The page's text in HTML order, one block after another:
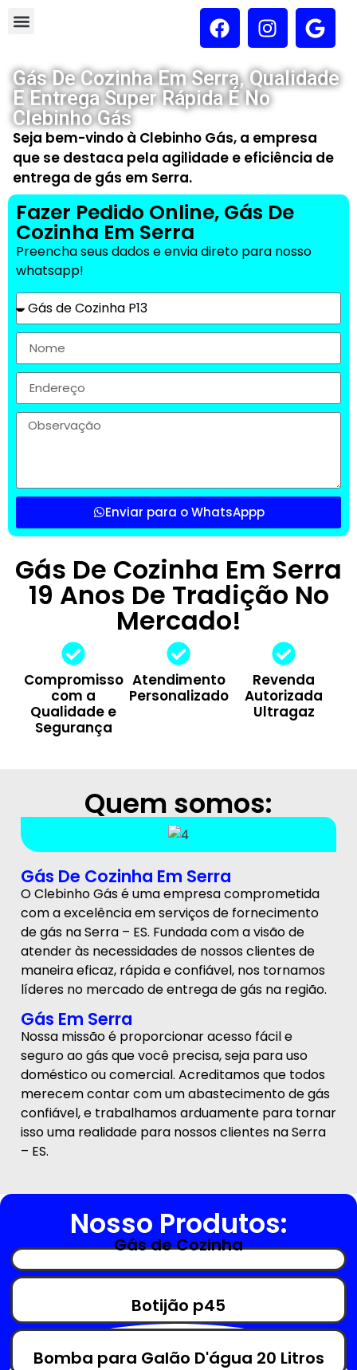
Gás De Cozinha Em Serra, Qualidade
E Entrega Super Rápida É No
Clebinho Gás
Seja bem-vindo à Clebinho Gás, a empresa
que se destaca pela agilidade e eficiência de
entrega de gás em Serra.
Fazer Pedido Online, Gás De
Cozinha Em Serra
Preencha seus dados e envia direto para nosso
whatsapp!
Enviar para o WhatsAppp
Gás De Cozinha Em Serra
19 Anos De Tradição No
Mercado!
Compromisso
com a
Qualidade e
Segurança
Atendimento
Personalizado
Revenda
Autorizada
Ultragaz
Quem somos:
Gás De Cozinha Em Serra
O Clebinho Gás é uma empresa comprometida
com a excelência em serviços de fornecimento
de gás na Serra – ES. Fundada com a visão de
atender às necessidades de nossos clientes de
maneira eficaz, rápida e confiável, nos tornamos
líderes no mercado de entrega de gás na região.
Gás Em Serra
Nossa missão é proporcionar acesso fácil e
seguro ao gás que você precisa, seja para uso
doméstico ou comercial. Acreditamos que todos
merecem contar com um abastecimento de gás
confiável, e trabalhamos arduamente para tornar
isso uma realidade para nossos clientes na Serra
– ES.
Nosso Produtos:
Gás de Cozinha
Botijão p45
Bomba para Galão D'água 20 Litros